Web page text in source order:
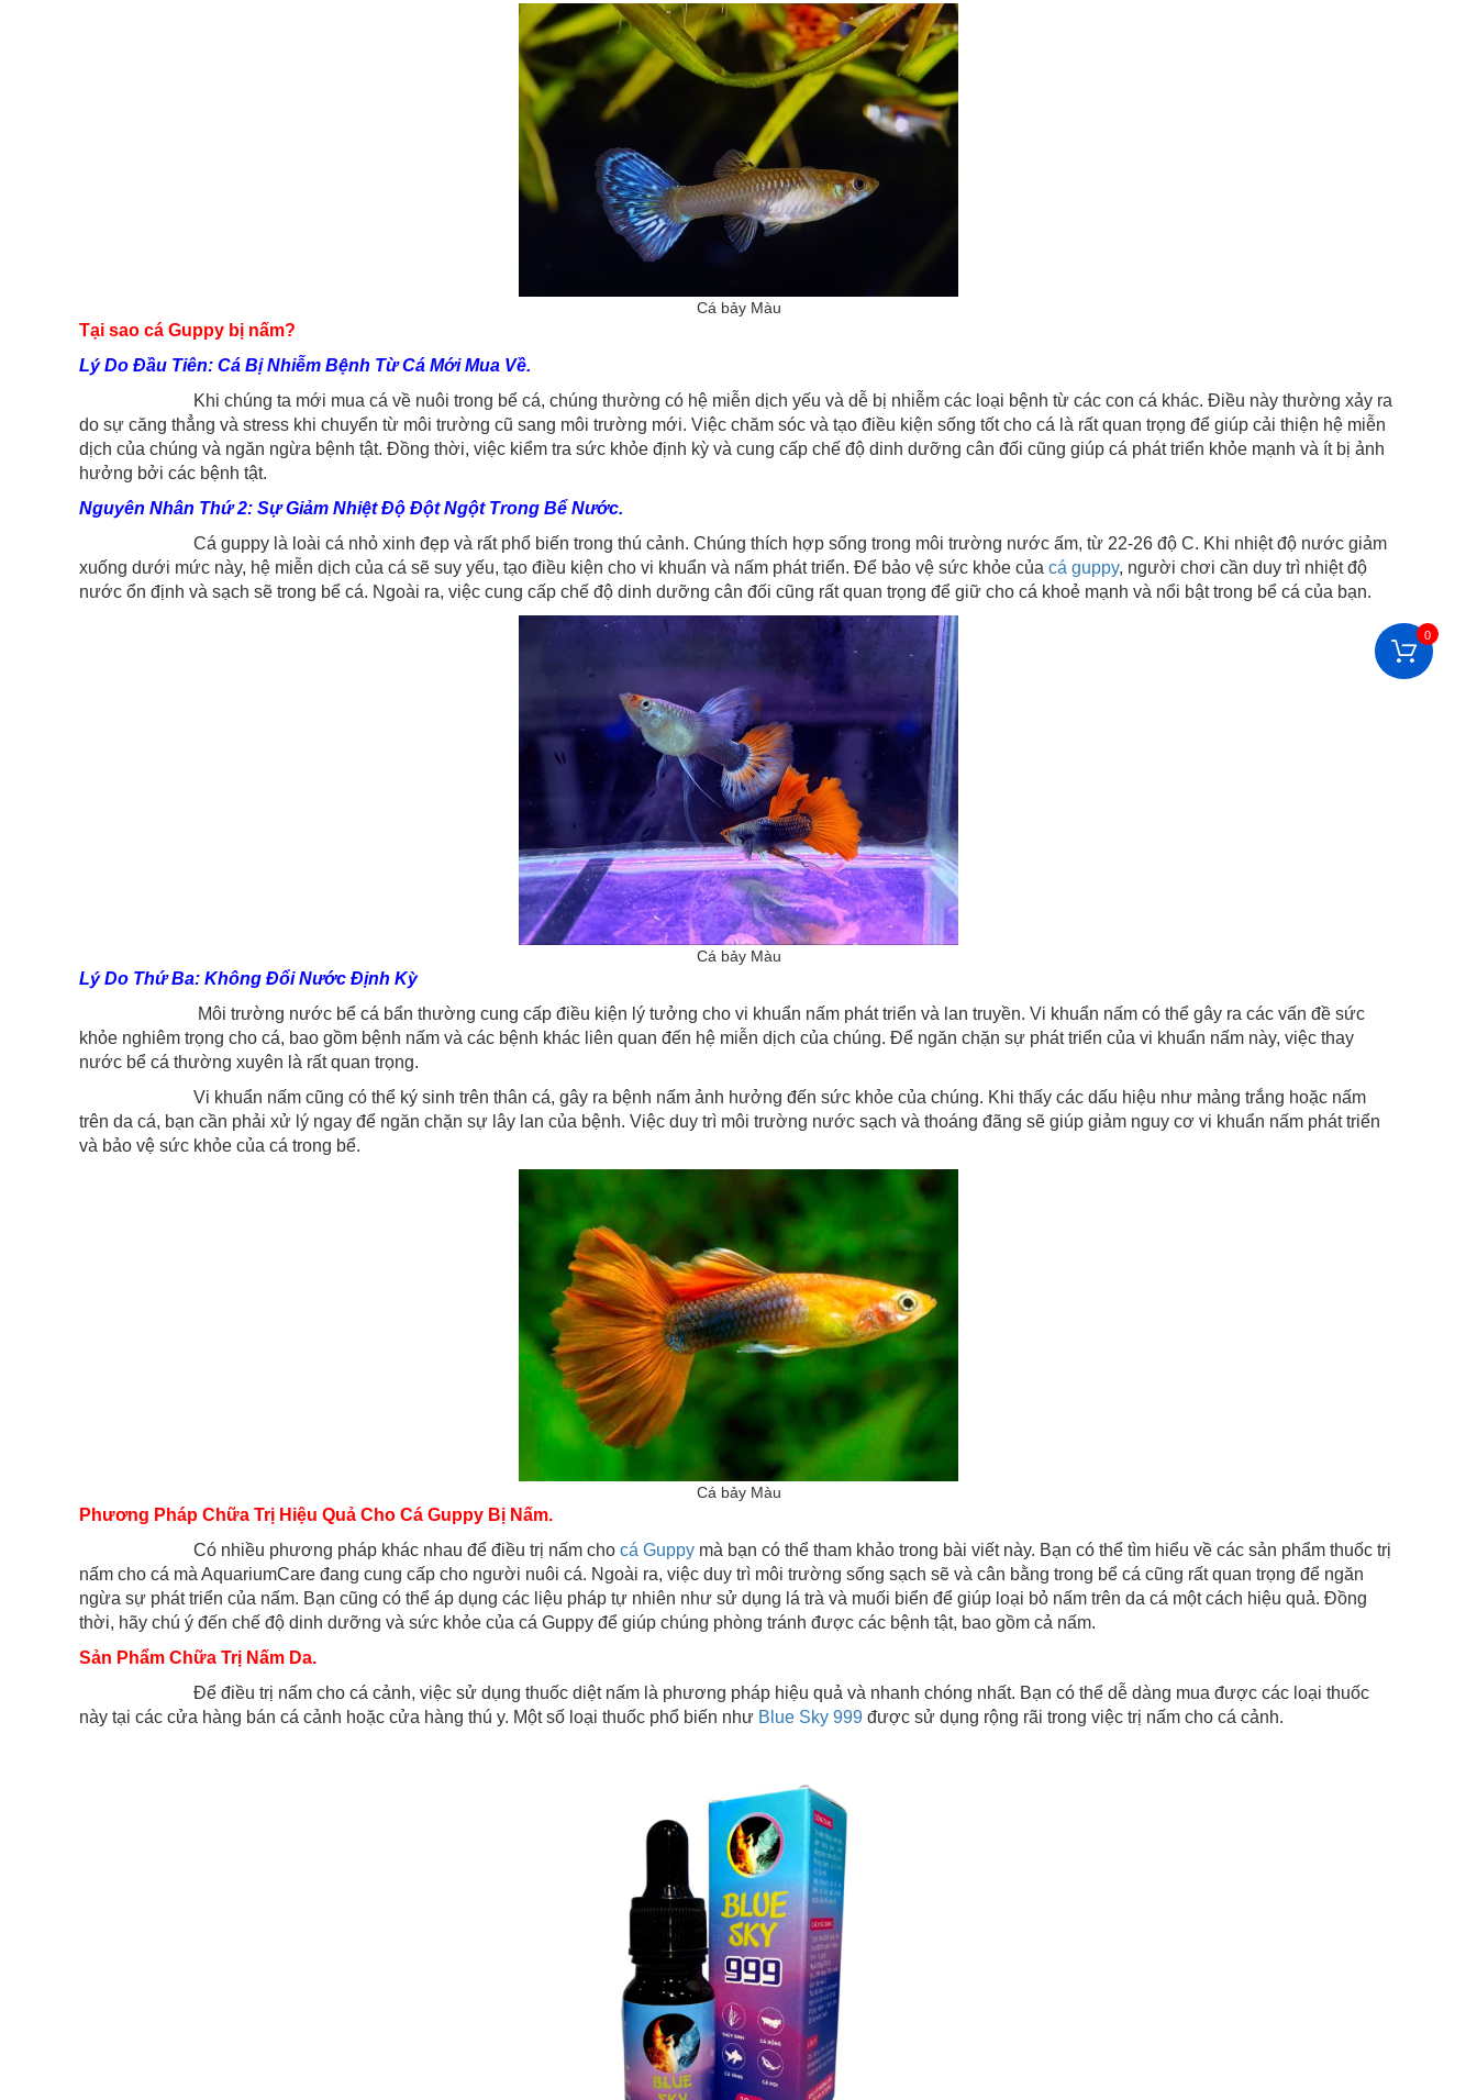
Cá bảy Màu
Tại sao cá Guppy bị nấm?
Lý Do Đầu Tiên: Cá Bị Nhiễm Bệnh Từ Cá Mới Mua Về.
Khi chúng ta mới mua cá về nuôi trong bể cá, chúng thường có hệ miễn dịch yếu và dễ bị nhiễm các loại bệnh từ các con cá khác. Điều này thường xảy ra
do sự căng thẳng và stress khi chuyển từ môi trường cũ sang môi trường mới. Việc chăm sóc và tạo điều kiện sống tốt cho cá là rất quan trọng để giúp cải thiện hệ miễn
dịch của chúng và ngăn ngừa bệnh tật. Đồng thời, việc kiểm tra sức khỏe định kỳ và cung cấp chế độ dinh dưỡng cân đối cũng giúp cá phát triển khỏe mạnh và ít bị ảnh
hưởng bởi các bệnh tật.
Nguyên Nhân Thứ 2: Sự Giảm Nhiệt Độ Đột Ngột Trong Bể Nước.
Cá guppy là loài cá nhỏ xinh đẹp và rất phổ biến trong thú cảnh. Chúng thích hợp sống trong môi trường nước ấm, từ 22-26 độ C. Khi nhiệt độ nước giảm
xuống dưới mức này, hệ miễn dịch của cá sẽ suy yếu, tạo điều kiện cho vi khuẩn và nấm phát triển. Để bảo vệ sức khỏe của cá guppy, người chơi cần duy trì nhiệt độ
nước ổn định và sạch sẽ trong bể cá. Ngoài ra, việc cung cấp chế độ dinh dưỡng cân đối cũng rất quan trọng để giữ cho cá khoẻ mạnh và nổi bật trong bể cá của bạn.
Cá bảy Màu
Lý Do Thứ Ba: Không Đổi Nước Định Kỳ
Môi trường nước bể cá bẩn thường cung cấp điều kiện lý tưởng cho vi khuẩn nấm phát triển và lan truyền. Vi khuẩn nấm có thể gây ra các vấn đề sức
khỏe nghiêm trọng cho cá, bao gồm bệnh nấm và các bệnh khác liên quan đến hệ miễn dịch của chúng. Để ngăn chặn sự phát triển của vi khuẩn nấm này, việc thay
nước bể cá thường xuyên là rất quan trọng.
Vi khuẩn nấm cũng có thể ký sinh trên thân cá, gây ra bệnh nấm ảnh hưởng đến sức khỏe của chúng. Khi thấy các dấu hiệu như mảng trắng hoặc nấm
trên da cá, bạn cần phải xử lý ngay để ngăn chặn sự lây lan của bệnh. Việc duy trì môi trường nước sạch và thoáng đãng sẽ giúp giảm nguy cơ vi khuẩn nấm phát triển
và bảo vệ sức khỏe của cá trong bể.
Cá bảy Màu
Phương Pháp Chữa Trị Hiệu Quả Cho Cá Guppy Bị Nấm.
Có nhiều phương pháp khác nhau để điều trị nấm cho cá Guppy mà bạn có thể tham khảo trong bài viết này. Bạn có thể tìm hiểu về các sản phẩm thuốc trị
nấm cho cá mà AquariumCare đang cung cấp cho người nuôi cá. Ngoài ra, việc duy trì môi trường sống sạch sẽ và cân bằng trong bể cá cũng rất quan trọng để ngăn
ngừa sự phát triển của nấm. Bạn cũng có thể áp dụng các liệu pháp tự nhiên như sử dụng lá trà và muối biển để giúp loại bỏ nấm trên da cá một cách hiệu quả. Đồng
thời, hãy chú ý đến chế độ dinh dưỡng và sức khỏe của cá Guppy để giúp chúng phòng tránh được các bệnh tật, bao gồm cả nấm.
Sản Phẩm Chữa Trị Nấm Da.
Để điều trị nấm cho cá cảnh, việc sử dụng thuốc diệt nấm là phương pháp hiệu quả và nhanh chóng nhất. Bạn có thể dễ dàng mua được các loại thuốc
này tại các cửa hàng bán cá cảnh hoặc cửa hàng thú y. Một số loại thuốc phổ biến như Blue Sky 999 được sử dụng rộng rãi trong việc trị nấm cho cá cảnh.
0